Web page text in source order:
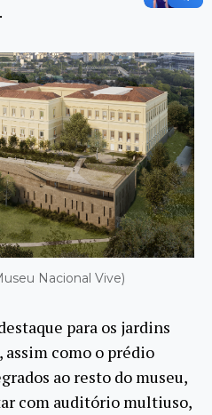
Nacional Vive)
para os jardins
como o prédio
ao resto do museu,
com auditório multiuso,